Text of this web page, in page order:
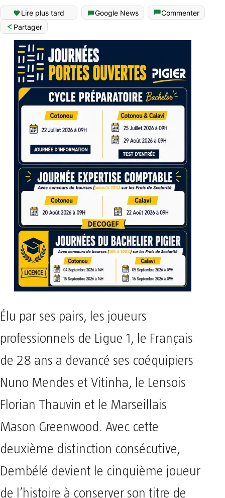
Lire plus tard Google News
Commenter
Partager
Élu par ses pairs, les joueurs
professionnels de Ligue 1, le Français
de 28 ans a devancé ses coéquipiers
Nuno Mendes et Vitinha, le Lensois
Florian Thauvin et le Marseillais
Mason Greenwood. Avec cette
deuxième distinction consécutive,
Dembélé devient le cinquième joueur
de l’histoire à conserver son titre de